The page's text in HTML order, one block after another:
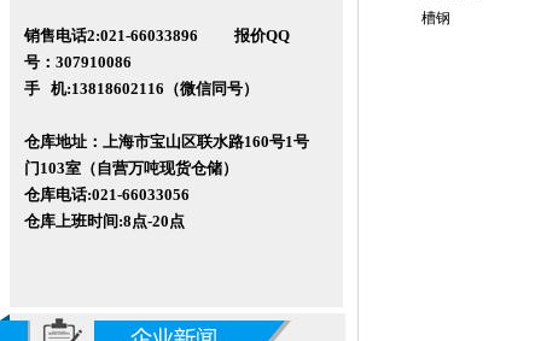
销售电话2:021-66033896 报价QQ
号 ：307910086
手 机:13818602116 （微信同号）
仓库地址：上海市宝山区联水路160号1号
门103室（自营万吨现货仓储）
仓库电话:021-66033056
仓库上班时间:8点-20点
槽钢